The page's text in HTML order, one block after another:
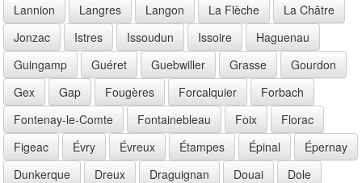
Lannion Langres Langon La Flèche
La Châtre
Jonzac
Istres Issoudun Issoire
Haguenau
Guingamp
Guéret Guebwiller Grasse
Gourdon
Gex
Gap Fougères Forcalquier
Forbach
Fontenay-le-Comte
Fontainebleau Foix
Florac
Figeac
Évry Évreux Étampes Épinal
Épernay
Dunkerque
Dreux Draguignan Douai
Dole